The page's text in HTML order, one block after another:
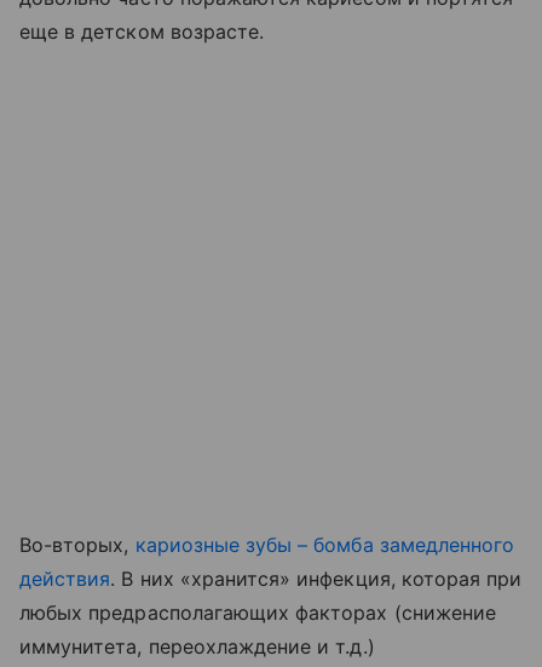
еще в детском возрасте.
Во-вторых, кариозные зубы – бомба замедленного
действия. В них «хранится» инфекция, которая при
любых предрасполагающих факторах (снижение
иммунитета, переохлаждение и т.д.)